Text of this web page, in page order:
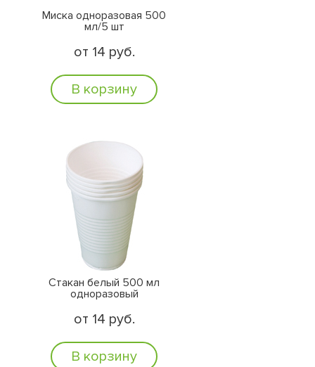
Миска одноразовая 500
мл/5 шт
от 14 руб.
В корзину
Стакан белый 500 мл
одноразовый
от 14 руб.
В корзину